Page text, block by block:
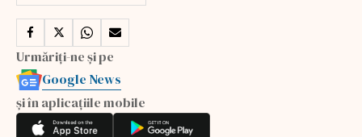
Urmăriți-ne și pe
Google News
și în aplicațiile mobile